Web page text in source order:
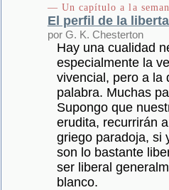
— Un capítulo a la
El perfil de la
por G. K. Chesterton
Hay una cualidad
especialmente la
vivencial, pero a la
palabra. Muchas
Supongo que
erudita, recurrirán
griego paradoja, si
son lo bastante
ser liberal
blanco.